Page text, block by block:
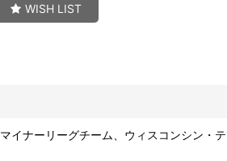
WISH LIST
ナーリーグチーム、ウィスコンシン・